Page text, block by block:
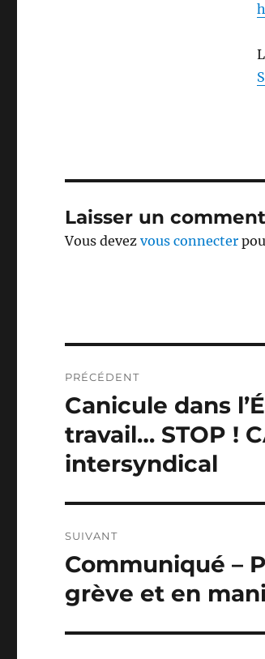
Laisser un
Vous devezvous connecter
de
l’article
PRÉCÉDENT
Publication
précédente :
Canicule dans
travail… STOP !
intersyndical
SUIVANT
Publication
suivante :
Communiqué –
grève et en